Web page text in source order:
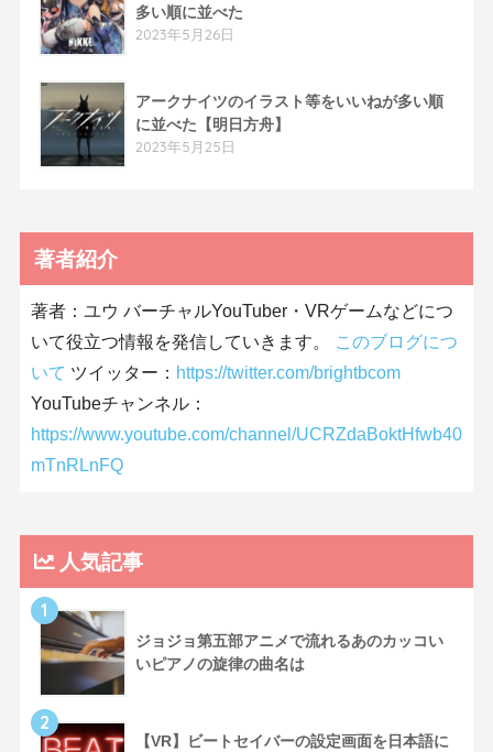
多い順に並べた
2023年5月26日
アークナイツのイラスト等をいいねが多い順
に並べた【明日方舟】
2023年5月25日
著者紹介
著者：ユウ バーチャルYouTuber・VRゲームなどにつ
いて役立つ情報を発信していきます。
このブログにつ
いて ツイッター： https://twitter.com/brightbcom
YouTubeチャンネル：
https://www.youtube.com/channel/UCRZdaBoktHfwb40
mTnRLnFQ
人気記事
1
ジョジョ第五部アニメで流れるあのカッコい
いピアノの旋律の曲名は
2
【VR】ビートセイバーの設定画面を日本語に